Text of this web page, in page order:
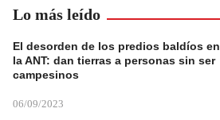
Lo más leído
El desorden de los predios baldíos en
la ANT: dan tierras a personas sin ser
campesinos
06/09/2023